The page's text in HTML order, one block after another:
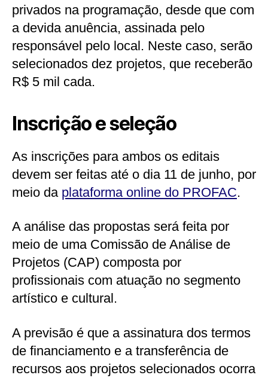
privados na programação, desde que com
a devida anuência, assinada pelo
responsável pelo local. Neste caso, serão
selecionados dez projetos, que receberão
R$ 5 mil cada.
Inscrição e seleção
As inscrições para ambos os editais
devem ser feitas até o dia 11 de junho, por
meio da plataforma online do PROFAC.
A análise das propostas será feita por
meio de uma Comissão de Análise de
Projetos (CAP) composta por
profissionais com atuação no segmento
artístico e cultural.
A previsão é que a assinatura dos termos
de financiamento e a transferência de
recursos aos projetos selecionados ocorra